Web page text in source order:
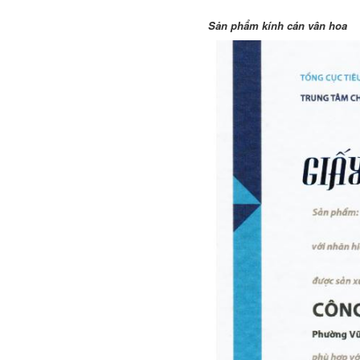
Sản phẩm kính cán vân hoa